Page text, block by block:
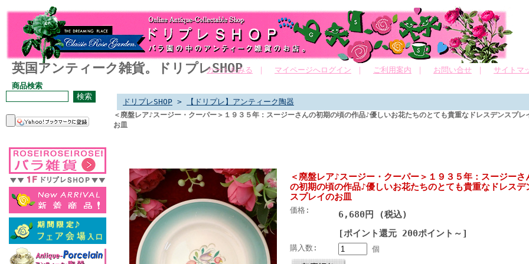
英国アンティーク雑貨。ドリプレSHOP
カートをみる マイページへログイン ご利用案内 お問い合せ
サイトマ
商品検索
ドリプレSHOP > 【ドリプレ】アンティーク陶器
＜廃盤レア♪スージー・クーパー＞１９３５年：スージーさんの初期の頃の作品♪優しいお花たちのとても貴重なドレスデンスプレ
お皿
＜廃盤レア♪スージー・クーパー＞１９３５年：スージーさ
の初期の頃の作品♪優しいお花たちのとても貴重なドレスデ
スプレイのお皿
価格:
6,680円 (税込)
[ポイント還元 200ポイント～]
購入数: 個